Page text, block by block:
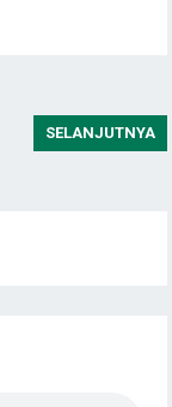
SELANJUTNYA